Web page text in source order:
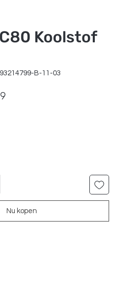
Koolstof
B-11-03
Nu kopen